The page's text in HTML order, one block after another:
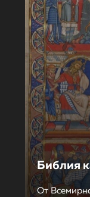
Библия
От